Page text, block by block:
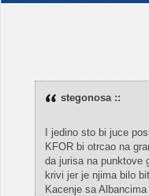
stegonosa ::
I jedino sto bi juce
KFOR bi otrcao na
da jurisa na punktove
krivi jer je njima bilo
Kacenje sa